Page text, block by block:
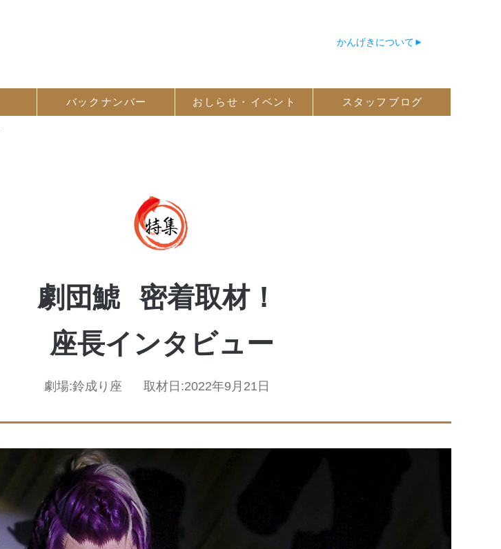
かんげきについて
バック ナンバー おしらせ・ イベント スタッフ ブログ
劇団鯱
密着取材！
座長インタビュー
劇場:鈴成り座 取材日:2022年9月21日